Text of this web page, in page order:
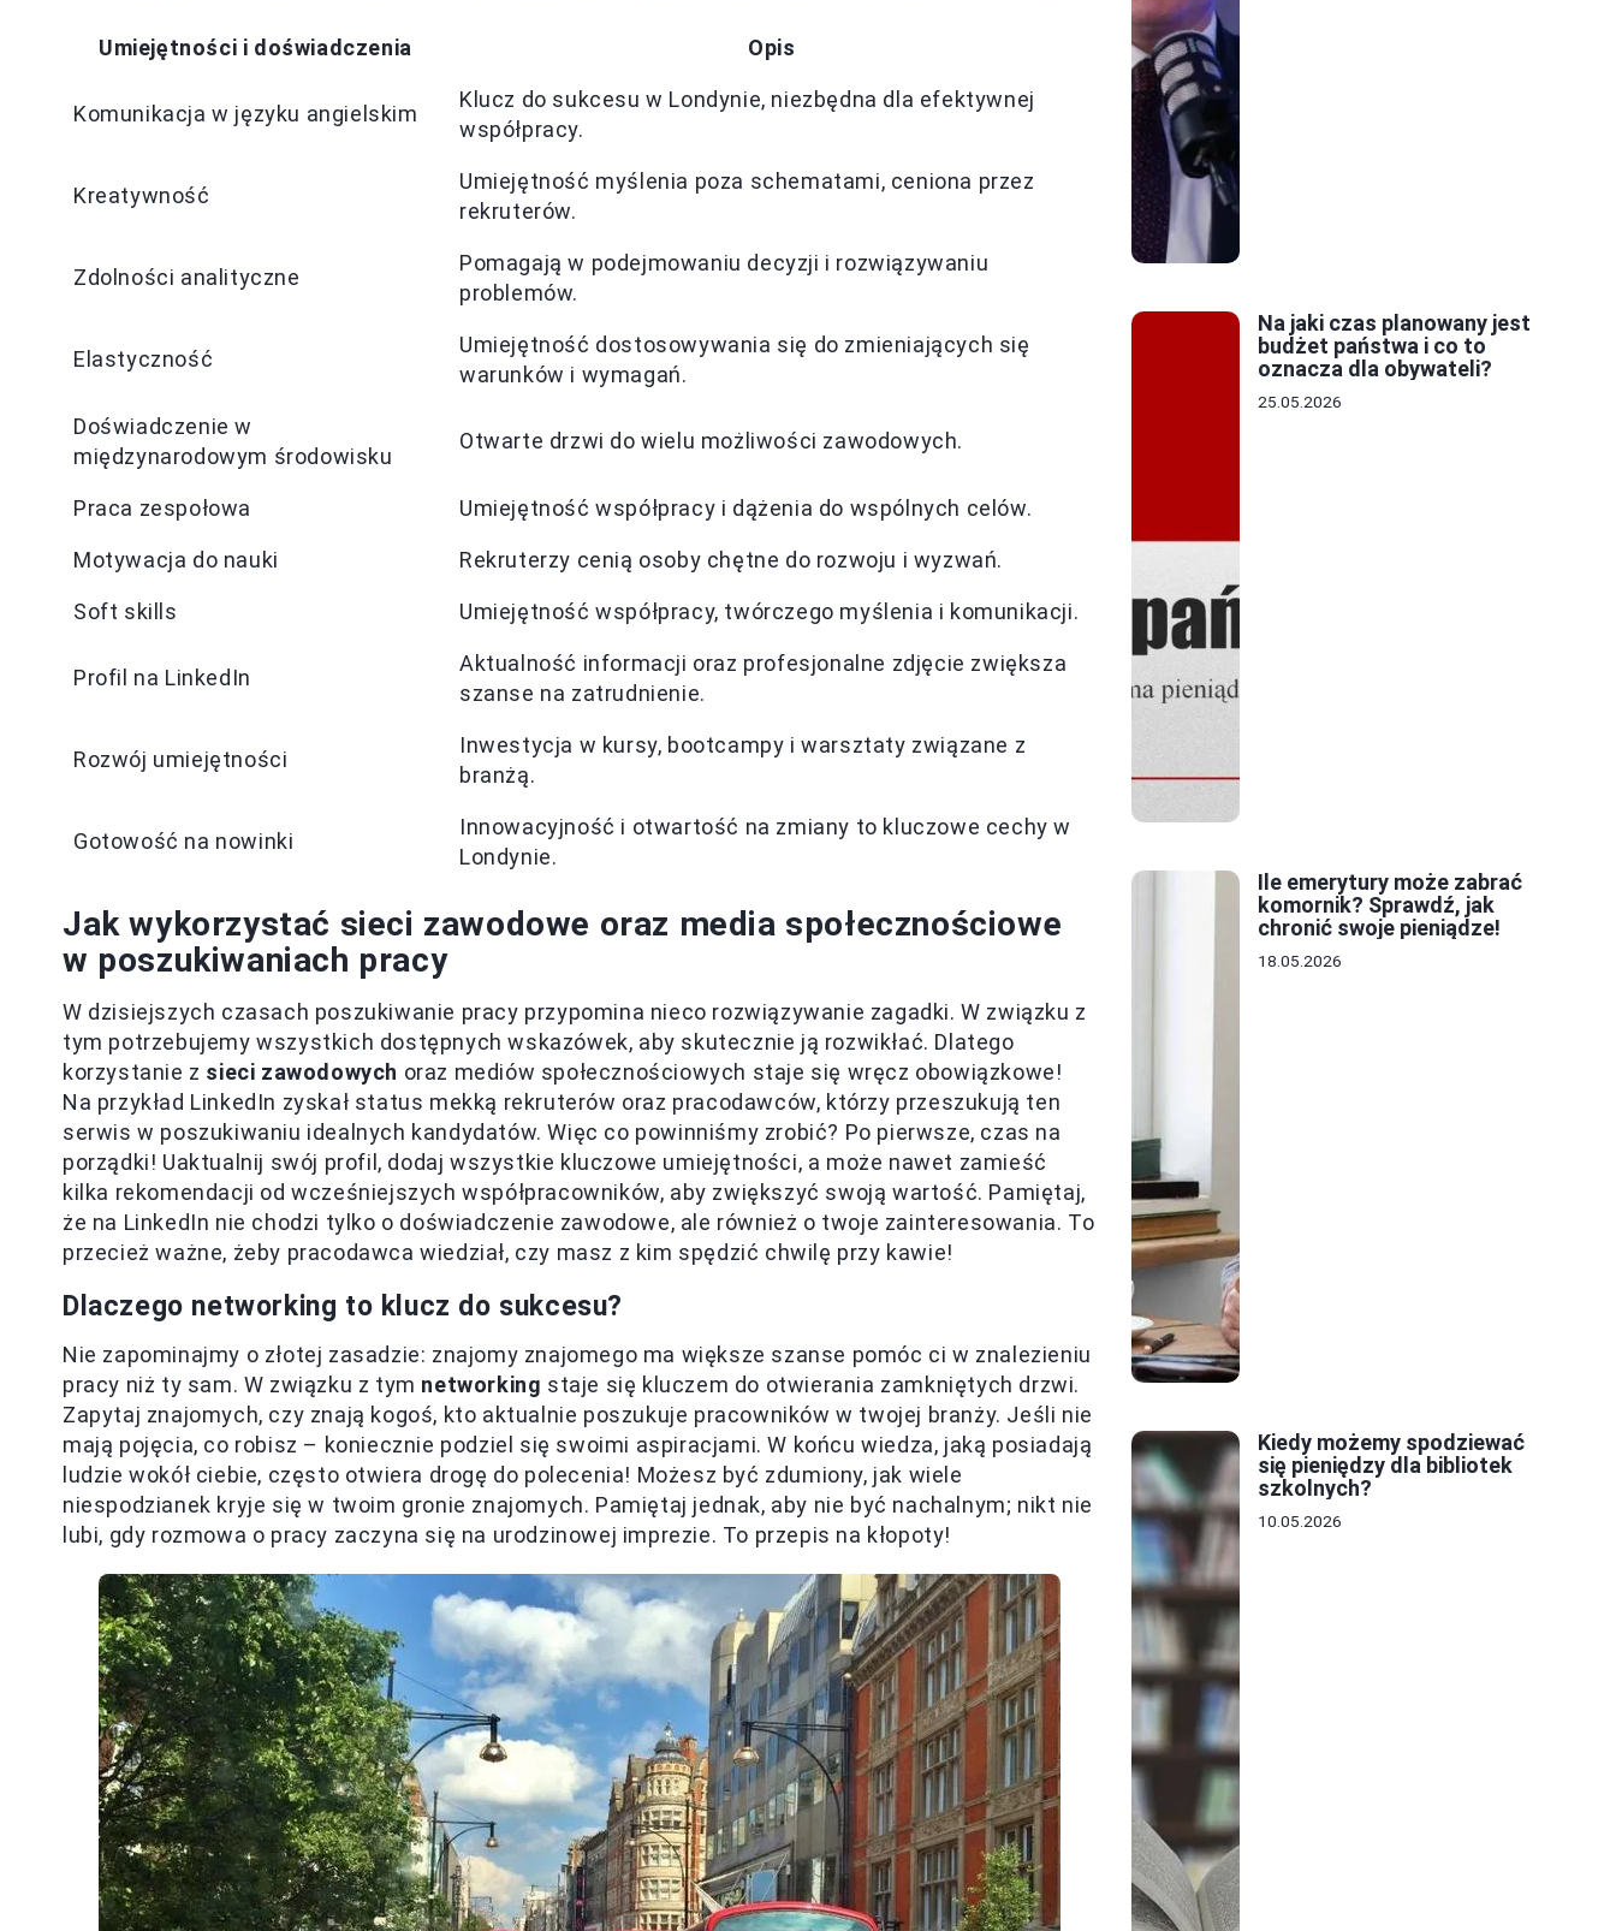
Umiejętności i doświadczenia Opis
Komunikacja w języku angielskim
Klucz do sukcesu w Londynie, niezbędna dla efektywnej
współpracy.
Kreatywność
Umiejętność myślenia poza schematami, ceniona przez
rekruterów.
Zdolności analityczne
Pomagają w podejmowaniu decyzji i rozwiązywaniu
problemów.
Elastyczność
Umiejętność dostosowywania się do zmieniających się
warunków i wymagań.
Doświadczenie w
międzynarodowym środowisku
Otwarte drzwi do wielu możliwości zawodowych.
Praca zespołowa Umiejętność współpracy i dążenia do wspólnych celów.
Motywacja do nauki Rekruterzy cenią osoby chętne do rozwoju i wyzwań.
Soft skills Umiejętność współpracy, twórczego myślenia i komunikacji.
Profil na LinkedIn
Aktualność informacji oraz profesjonalne zdjęcie zwiększa
szanse na zatrudnienie.
Rozwój umiejętności
Inwestycja w kursy, bootcampy i warsztaty związane z
branżą.
Gotowość na nowinki
Innowacyjność i otwartość na zmiany to kluczowe cechy w
Londynie.
Jak wykorzystać sieci zawodowe oraz media społecznościowe
w poszukiwaniach pracy
W dzisiejszych czasach poszukiwanie pracy przypomina nieco rozwiązywanie zagadki. W związku z
tym potrzebujemy wszystkich dostępnych wskazówek, aby skutecznie ją rozwikłać. Dlatego
korzystanie z sieci zawodowych oraz mediów społecznościowych staje się wręcz obowiązkowe!
Na przykład LinkedIn zyskał status mekką rekruterów oraz pracodawców, którzy przeszukują ten
serwis w poszukiwaniu idealnych kandydatów. Więc co powinniśmy zrobić? Po pierwsze, czas na
porządki! Uaktualnij swój profil, dodaj wszystkie kluczowe umiejętności, a może nawet zamieść
kilka rekomendacji od wcześniejszych współpracowników, aby zwiększyć swoją wartość. Pamiętaj,
że na LinkedIn nie chodzi tylko o doświadczenie zawodowe, ale również o twoje zainteresowania. To
przecież ważne, żeby pracodawca wiedział, czy masz z kim spędzić chwilę przy kawie!
Dlaczego networking to klucz do sukcesu?
Nie zapominajmy o złotej zasadzie: znajomy znajomego ma większe szanse pomóc ci w znalezieniu
pracy niż ty sam. W związku z tym networking staje się kluczem do otwierania zamkniętych drzwi.
Zapytaj znajomych, czy znają kogoś, kto aktualnie poszukuje pracowników w twojej branży. Jeśli nie
mają pojęcia, co robisz – koniecznie podziel się swoimi aspiracjami. W końcu wiedza, jaką posiadają
ludzie wokół ciebie, często otwiera drogę do polecenia! Możesz być zdumiony, jak wiele
niespodzianek kryje się w twoim gronie znajomych. Pamiętaj jednak, aby nie być nachalnym; nikt nie
lubi, gdy rozmowa o pracy zaczyna się na urodzinowej imprezie. To przepis na kłopoty!
Na jaki czas planowany jest
budżet państwa i co to
oznacza dla obywateli?
25.05.2026
Ile emerytury może zabrać
komornik? Sprawdź, jak
chronić swoje pieniądze!
18.05.2026
Kiedy możemy spodziewać
się pieniędzy dla bibliotek
szkolnych?
10.05.2026